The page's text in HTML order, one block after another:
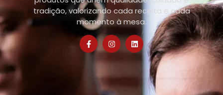
tradição, valorizando cada receita e cada
momento à mesa.